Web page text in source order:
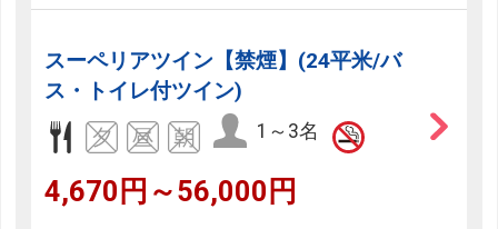
スーペリアツイン【禁煙】(24平米/バ
ス・トイレ付ツイン)
1～3名
4,670円～56,000円